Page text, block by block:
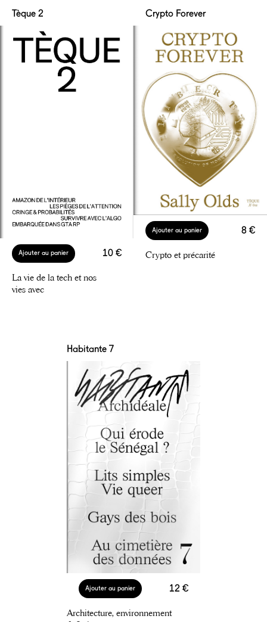
10 €
Ajouter au panier
La vie de la tech et nos
vies avec
Tèque 2
8 €
Ajouter au panier
Crypto et précarité
Crypto Forever
12 €
Ajouter au panier
Architecture, environnement
Habitante 7